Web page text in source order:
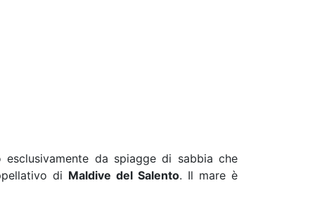
da spiagge di sabbia che
di Maldive del Salento. Il mare è